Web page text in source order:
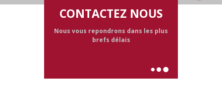
CONTACTEZ NOUS
Nous vous repondrons dans les plus
brefs délais